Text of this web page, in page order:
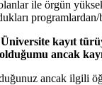
ile örgün
kayıt
ancak
ancak ilgili